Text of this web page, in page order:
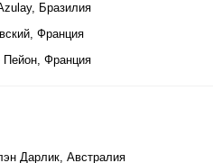
Бразилия
Франция
Франция
Дарлик, Австралия